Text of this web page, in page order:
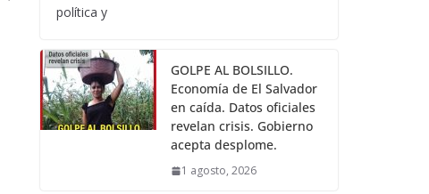
política y
GOLPE AL BOLSILLO.
Economía de El Salvador
en caída. Datos oficiales
revelan crisis. Gobierno
acepta desplome.
1 agosto, 2026